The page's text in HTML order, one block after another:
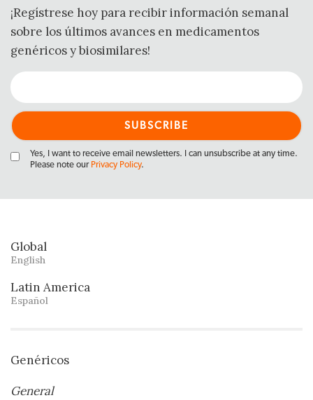
¡Regístrese hoy para recibir información semanal
sobre los últimos avances en medicamentos
genéricos y biosimilares!
Yes, I want to receive email newsletters. I can unsubscribe at any time.
Please note our Privacy Policy.
Global
English
Latin America
Español
Genéricos
General